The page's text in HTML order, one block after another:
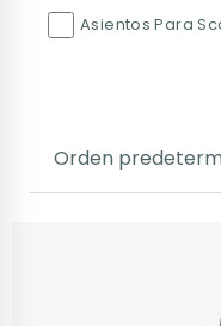
Asientos Para